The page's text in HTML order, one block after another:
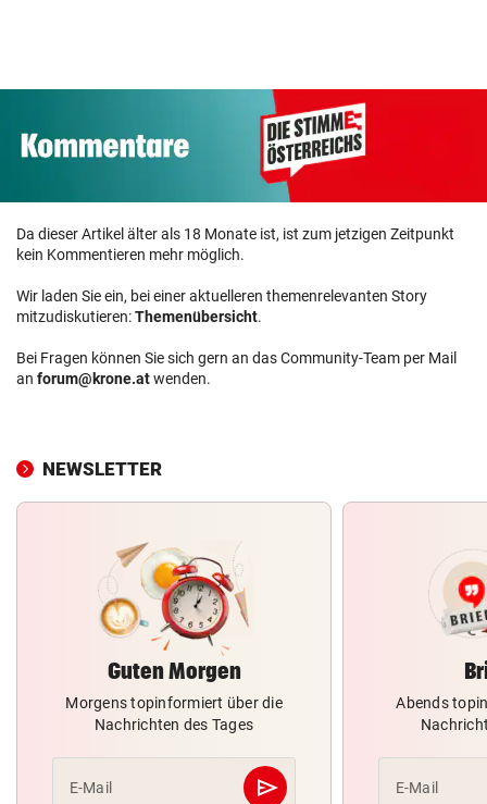
Da dieser Artikel älter als 18 Monate ist, ist zum jetzigen Zeitpunkt
kein Kommentieren mehr möglich.
Wir laden Sie ein, bei einer aktuelleren themenrelevanten Story
mitzudiskutieren:Themenübersicht.
Bei Fragen können Sie sich gern an das Community-Team per Mail
an forum@krone.atwenden.
NEWSLETTER
Guten Morgen
Morgens topinformiert über die
Nachrichten des Tages
E-Mail send
Abschicken
Abends
E-Mail